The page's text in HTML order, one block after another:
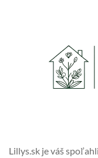
Lillys.sk je váš